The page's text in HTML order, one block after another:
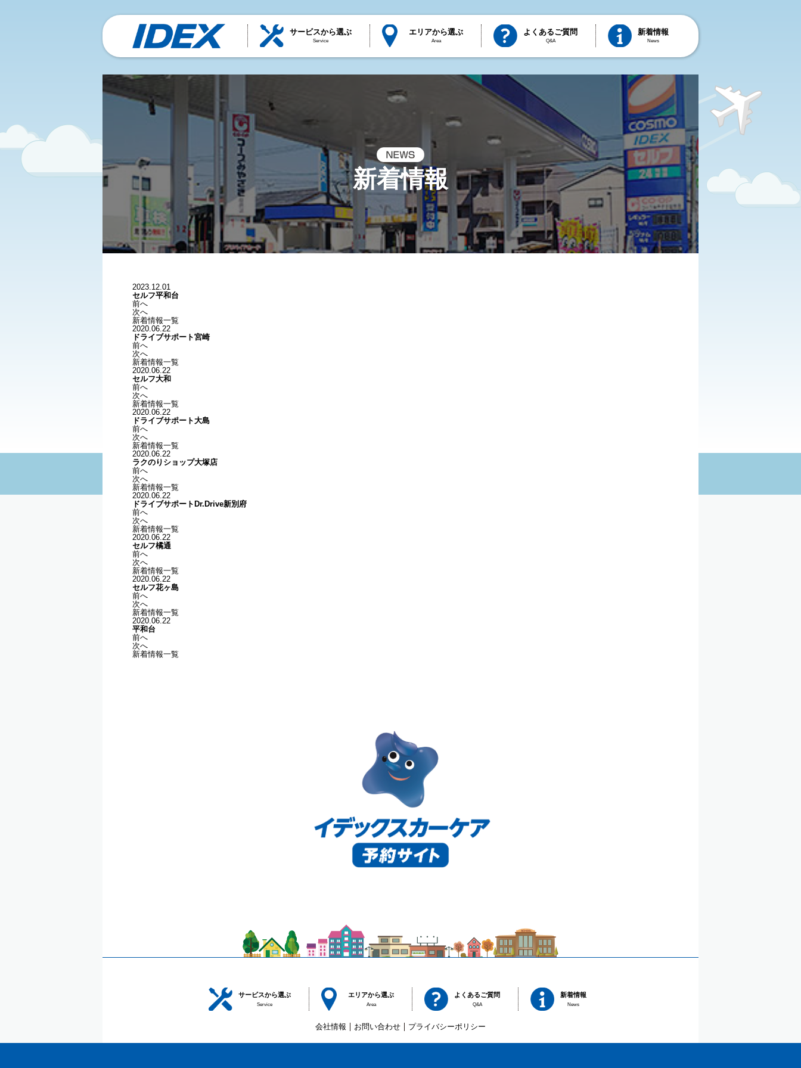
サービスから選ぶ
Service
エリアから選ぶ
Area
よくあるご質問
Q&A
新着情報
News
新着情報
2023.12.01
セルフ平和台
前へ
次へ
新着情報一覧
2020.06.22
ドライブサポート宮崎
前へ
次へ
新着情報一覧
2020.06.22
セルフ大和
前へ
次へ
新着情報一覧
2020.06.22
ドライブサポート大島
前へ
次へ
新着情報一覧
2020.06.22
ラクのりショップ大塚店
前へ
次へ
新着情報一覧
2020.06.22
ドライブサポートDr.Drive新別府
前へ
次へ
新着情報一覧
2020.06.22
セルフ橘通
前へ
次へ
新着情報一覧
2020.06.22
セルフ花ヶ島
前へ
次へ
新着情報一覧
2020.06.22
平和台
前へ
次へ
新着情報一覧
サービスから選ぶ
Service
エリアから選ぶ
Area
よくあるご質問
Q&A
新着情報
News
会社情報 お問い合わせ プライバシーポリシー